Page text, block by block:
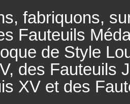
fabriquons,
Fauteuils
de Style
des Fauteuils
XV et des